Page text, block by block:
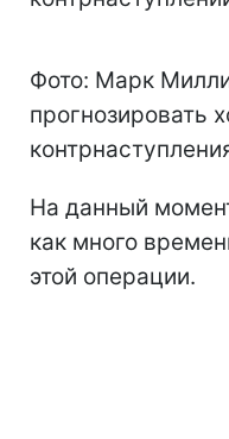
Фото: Марк
прогнозировать
На данный
как много
этой операции.